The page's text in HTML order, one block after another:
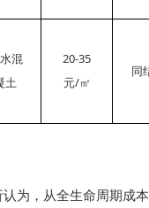
混
土
20-35
元/㎡
同
为，从全生命周期成